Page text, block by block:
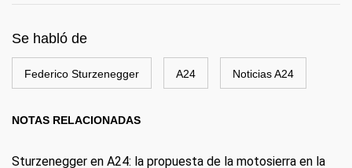
Se habló de
Federico Sturzenegger A24 Noticias A24
NOTAS RELACIONADAS
Sturzenegger en A24: la propuesta de la motosierra en la